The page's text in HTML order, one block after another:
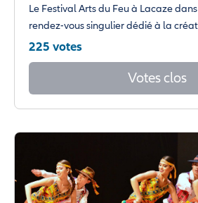
Le Festival Arts du Feu à Lacaze
rendez-vous singulier dédié à la
225 votes
Votes clos